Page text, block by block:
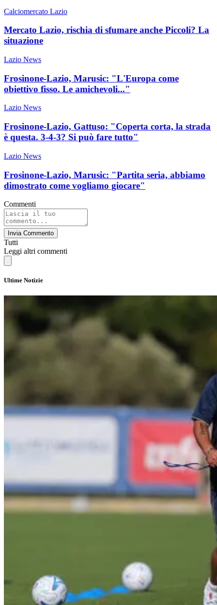
Calciomercato Lazio
Mercato Lazio, rischia di sfumare anche Piccoli? La
situazione
Lazio News
Frosinone-Lazio, Marusic: "L'Europa come
obiettivo fisso. Le amichevoli..."
Lazio News
Frosinone-Lazio, Gattuso: "Coperta corta, la strada
è questa. 3-4-3? Si può fare tutto"
Lazio News
Frosinone-Lazio, Marusic: "Partita seria, abbiamo
dimostrato come vogliamo giocare"
Commenti
Invia Commento
Tutti
Leggi altri commenti
Ultime Notizie